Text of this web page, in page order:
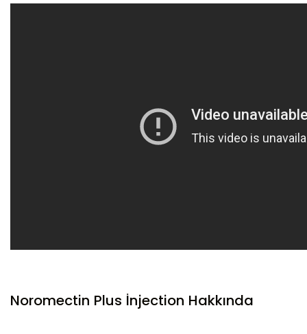
Noromectin Plus İnjection Hakkında